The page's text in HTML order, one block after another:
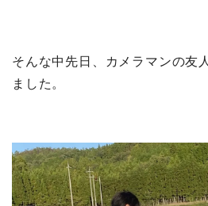
そんな中先日、カメラマンの友
ました。